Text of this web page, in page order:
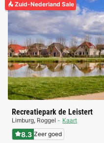
Zuid-Nederland Sale
Recreatiepark de Leistert
Limburg, Roggel Kaart
8.3 Zeer goed